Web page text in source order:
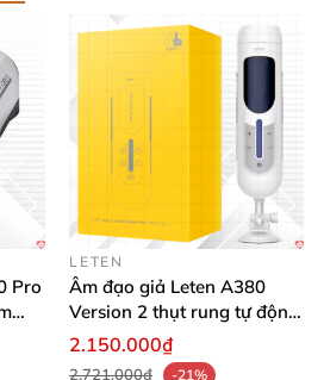
xanh sung sướng tột cùng.
Pro
LETEN
Âm đạo giả Leten A380
Version 2 thụt rung tự động,
cảm giác thật
2.150.000₫
2.721.000₫
-21%